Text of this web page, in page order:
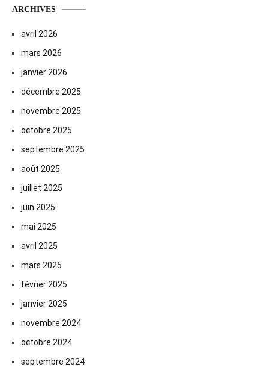
ARCHIVES
avril 2026
mars 2026
janvier 2026
décembre 2025
novembre 2025
octobre 2025
septembre 2025
août 2025
juillet 2025
juin 2025
mai 2025
avril 2025
mars 2025
février 2025
janvier 2025
novembre 2024
octobre 2024
septembre 2024